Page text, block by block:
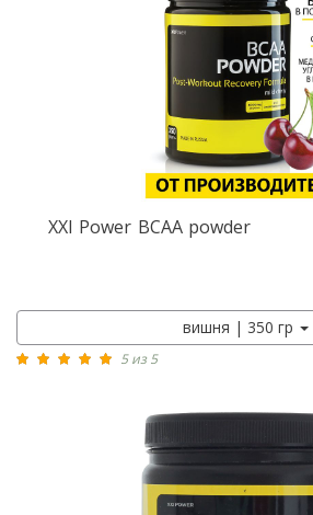
XXI Power BCAA powder
вишня | 350 гр
5 из 5